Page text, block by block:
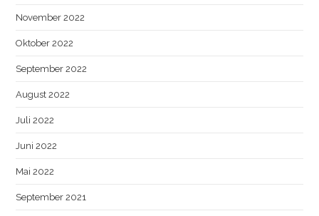
November 2022
Oktober 2022
September 2022
August 2022
Juli 2022
Juni 2022
Mai 2022
September 2021